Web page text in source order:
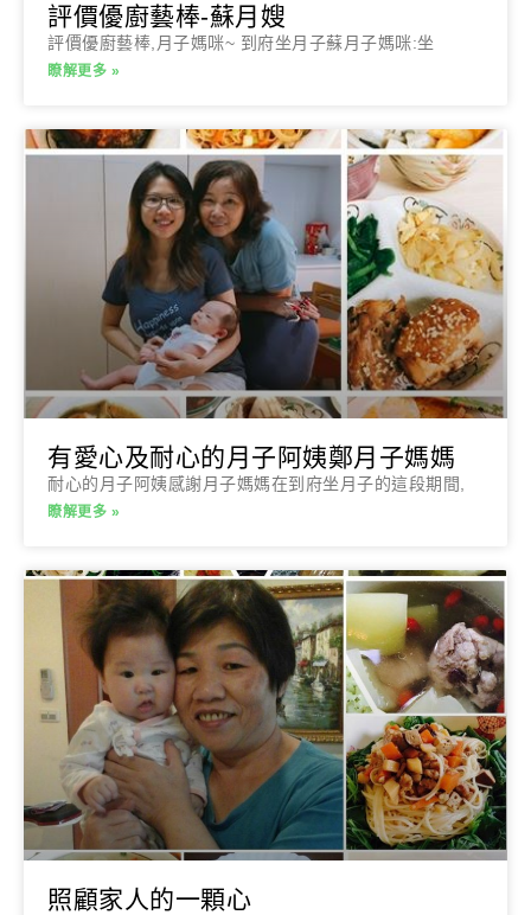
評價優廚藝棒-蘇月嫂
評價優廚藝棒,月子媽咪~ 到府坐月子蘇月子媽咪:坐
瞭解更多 »
有愛心及耐心的月子阿姨鄭月子媽媽
耐心的月子阿姨感謝月子媽媽在到府坐月子的這段期間,
瞭解更多 »
照顧家人的一顆心